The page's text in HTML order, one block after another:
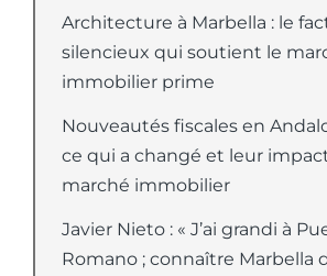
Architecture à Marbella : le
silencieux qui soutient le
immobilier prime
Nouveautés fiscales en
ce qui a changé et leur
marché immobilier
Javier Nieto : « J’ai grandi à
Romano ; connaître Marbella